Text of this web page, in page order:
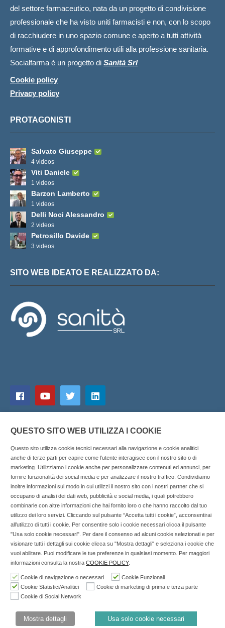
del settore farmaceutico, nata da un progetto di condivisione
professionale che ha visto uniti farmacisti e non, con lo scopo
di racchiudere in uno spazio comune e aperto a tutti attività
formative e di approfondimento utili alla professione sanitaria.
Socialfarma è un progetto di Sanità Srl
Cookie policy
Privacy policy
PROTAGONISTI
Salvato Giuseppe
4 videos
Viti Daniele
1 videos
Barzon Lamberto
1 videos
Delli Noci Alessandro
2 videos
Petrosillo Davide
3 videos
SITO WEB IDEATO E REALIZZATO DA:
Copyright © 2025 SOCIALFARMA - La piattaforma web per i
professionisti della farmacia. Tutti i diritti riservati.
Socialfarma.it è un marchio di Sanità S.r.l. Largo San
Francesco, 19 - 73041 Carmiano (LE) - Tel: 0832.093720 Cell:
3276346536 Cell: 3297281965 - P.iva: 04571460759 - Rea: LE-
302152 Iscritta al n° 1 del Registro della Stampa del Tribunale
di Lecce il 15/01/2015.
Nell'anno 2018 sono stati erogati €3.147,62 da Invitalia a saldo
19/03/2014
QUESTO SITO WEB UTILIZZA I COOKIE
Questo sito utilizza cookie tecnici necessari alla navigazione e cookie analitici
anche di terze parti per capire come l’utente interagisce con il nostro sito o di
marketing. Utilizziamo i cookie anche per personalizzare contenuti ed annunci, per
fornire funzionalità dei social media e per analizzare il nostro traffico. Condividiamo
inoltre informazioni sul modo in cui utilizzi il nostro sito con i nostri partner che si
occupano di analisi dei dati web, pubblicità e social media, i quali potrebbero
combinarle con altre informazioni che hai fornito loro o che hanno raccolto dal tuo
utilizzo dei loro servizi. Cliccando sul pulsante “Accetta tutti i cookie”, acconsentirai
all’utilizzo di tutti i cookie. Per consentire solo i cookie necessari clicca il pulsante
"Usa solo cookie necessari". Per dare il consenso ad alcuni cookie selezionati e per
visionare tutti i dettagli sui cookie clicca su "Mostra dettagli" e seleziona i cookie che
vuoi abilitare. Puoi modificare le tue preferenze in qualsiasi momento. Per maggiori
informazioni consulta la nostra COOKIE POLICY.
Cookie di navigazione o necessari
Cookie Funzionali
Cookie Statistici/Analitici
Cookie di marketing di prima e terza parte
Cookie di Social Network
Mostra dettagli Usa solo cookie necessari